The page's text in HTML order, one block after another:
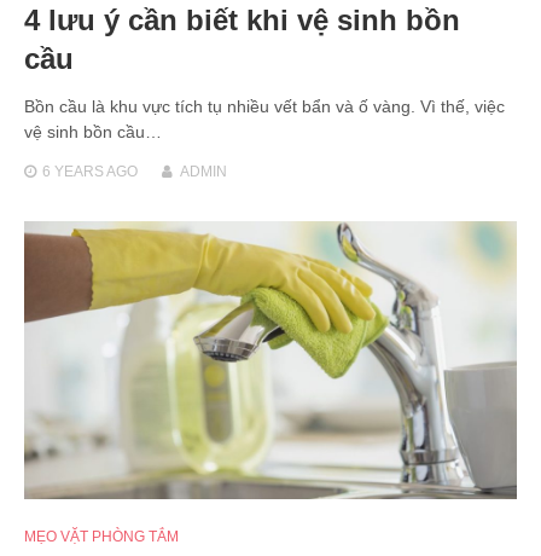
4 lưu ý cần biết khi vệ sinh bồn
cầu
Bồn cầu là khu vực tích tụ nhiều vết bẩn và ố vàng. Vì thế, việc
vệ sinh bồn cầu…
6 YEARSAGO ADMIN
MẸO VẶT PHÒNG TẮM